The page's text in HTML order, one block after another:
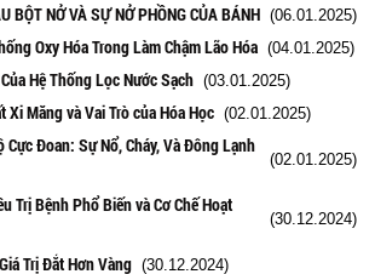
BỘT NỞ VÀ SỰ NỞ PHỒNG CỦA BÁNH (06.01.2025)
Oxy Hóa Trong Làm Chậm Lão Hóa (04.01.2025)
Hệ Thống Lọc Nước Sạch (03.01.2025)
Xi Măng và Vai Trò của Hóa Học (02.01.2025)
Đoan: Sự Nổ, Cháy, Và Đông Lạnh
(02.01.2025)
Trị Bệnh Phổ Biến và Cơ Chế Hoạt
(30.12.2024)
Trị Đắt Hơn Vàng (30.12.2024)